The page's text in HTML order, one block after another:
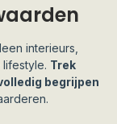
interieurs,
Trek
begrijpen